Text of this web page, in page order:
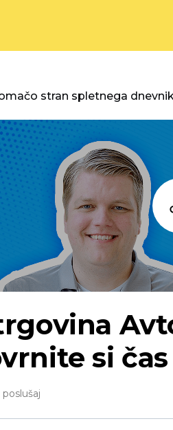
stran spletnega
si čas